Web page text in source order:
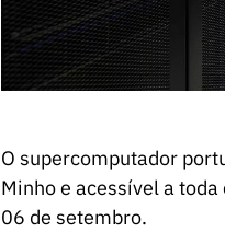
O supercomputador
Minho e acessível a
06 de setembro.